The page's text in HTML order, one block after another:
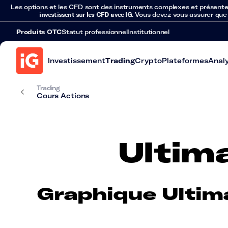
Les options et les CFD sont des instruments complexes et
investissent sur les CFD avec IG. Vous devez vous assurer
Produits OTCStatut professionnelInstitutionnel
InvestissementTradingCryptoPlateformes
Trading
Cours Actions
Graphique